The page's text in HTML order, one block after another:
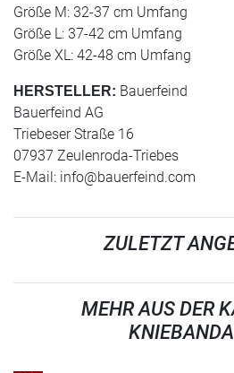
Größe M: 32-37 cm Umfang
Größe L: 37-42 cm Umfang
Größe XL: 42-48 cm Umfang
HERSTELLER: Bauerfeind
Bauerfeind AG
Triebeser Straße 16
07937 Zeulenroda-Triebes
E-Mail: info@bauerfeind.com
ZULETZT
MEHR AUS DER